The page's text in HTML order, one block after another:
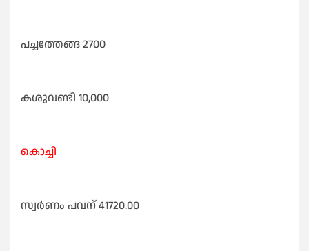
പച്ചത്തേങ്ങ 2700
കശുവണ്ടി 10,000
കൊച്ചി
സ്വർണം പവന് 41720.00